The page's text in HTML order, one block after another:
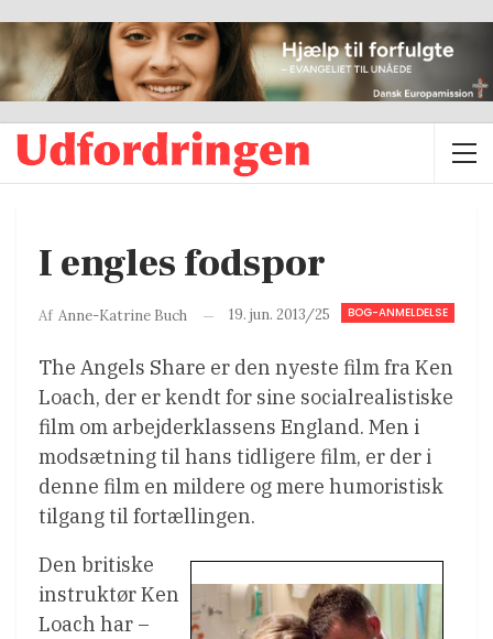
I engles fodspor
BOG-ANMELDELSE
Af Anne-Katrine Buch 19. jun. 2013/25
The Angels Share er den nyeste film fra Ken
Loach, der er kendt for sine socialrealistiske
film om arbejderklassens England. Men i
modsætning til hans tidligere film, er der i
denne film en mildere og mere humoristisk
tilgang til fortællingen.
Den britiske
instruktør Ken
Loach har –